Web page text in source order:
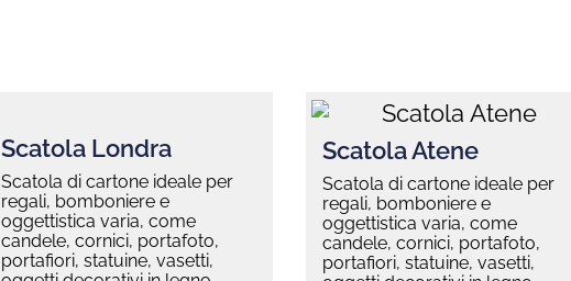
Scatola Londra
Scatola di cartone ideale per
regali, bomboniere e
oggettistica varia, come
candele, cornici, portafoto,
portafiori, statuine, vasetti,
Scatola Atene
Scatola di cartone ideale per
regali, bomboniere e
oggettistica varia, come
candele, cornici, portafoto,
portafiori, statuine, vasetti,